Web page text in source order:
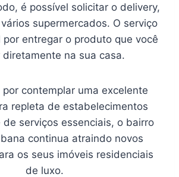
é possível solicitar o delivery,
supermercados. O serviço
por entregar o produto que você
diretamente na sua casa.
contemplar uma excelente
repleta de estabelecimentos
de serviços essenciais, o bairro
continua atraindo novos
os seus imóveis residenciais
de luxo.